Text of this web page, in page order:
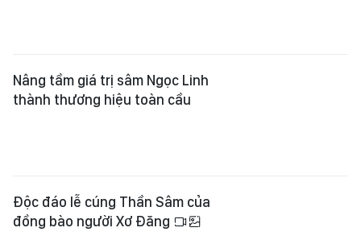
Nâng tầm giá trị sâm Ngọc Linh
thành thương hiệu toàn cầu
Độc đáo lễ cúng Thần Sâm của
đồng bào người Xơ Đăng